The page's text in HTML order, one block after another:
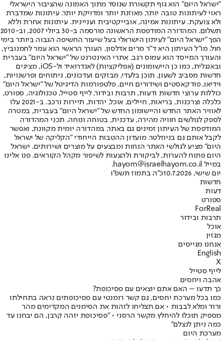
"ישראל היום" הוא גוף תקשורת שנוסד מתוך האמונה שהציבור הישראלי
ראוי לעיתונות טובה יותר, מאוזנת יותר ומדויקת יותר. עיתונות שמדברת
ולא צועקת. עיתונות אמינה, אובייקטיבית ועניינית. עיתונות אחרת וללא
תשלום. המהדורה המודפסת הראשונה פורסמה ב-30 ביולי 2007, וב-2010
הפך "ישראל היום" לעיתון הישראלי בעל שיעור החשיפה הגבוה ביותר בימי
חול. מו"ל העיתון היא ד"ר מרים אדלסון. העורך הראשי הוא עמר לחמנוביץ,
והעורך המייסד הוא עמוס רגב. אתרי האינטרנט של "ישראל היום" בעברית
ובאנגלית, כמו כן היישומונים (אפליקציות) לאנדרואיד ול-iOS, מציגים
חדשות מסביב לשעון, תוכן בלעדי, מבזקים ועדכונים, ניתוחים ופרשנויות,
וידיאו, פודקאסטים ושידורים חיים. פלטפורמות הדיגיטל של "ישראל היום"
כוללות ערוצי חדשות ודעות, תרבות ובידור, לייף סטייל, טכנולוגיה, ספורט,
כלכלה וצרכנות, בריאות, חיילים, אוכל, יהדות, תיירות ורכב. ב-2021 עלו
לאוויר האתר החדש והיישומון החדש של "ישראל היום" בעברית, במטרה
לספק לגולשים חוויה מהירה, עדכנית, בטוחה ונוחה. תכני המהדורה
המודפסת של העיתון זמינים גם באתר, במהדורה יומית מקוונת, ואפשר
לקבל אותם גם בניוזלטר. מועדון ההטבות הייחודי "הקליקה של ישראל
היום" מציע לגולשי האתר הנחות ומבצעים על מוצרים ושירותים. ישראל
היום פתוח להערות, לביקורת ולהצעות לשיפור מקהל הקוראים. פנו אלינו
במייל hayom@israelhayom.co.il.
יום שישי, 10.7.2026
כ"ה בתמוז תשפ"ו
חדשות
דעות
ספורט
ForReal
תרבות ובידור
אוכל
מגזין
אנחנו מגייסים
English
X
לייף סטייל
אהבה ויחסים
כך תדעו – האם אתם יוצאים עם פסיכופת?
כמו בכל מערכת יחסים, גם קשר רומנטי עם פסיכופתים נראה בתחילתו
ורוד ומלא לבבות • אם תצליחו לזהות את הסימנים המקדימים מהר
מספיק תוכלו להיחלץ מקשר הרסני • "פסיכופת יזהה קרבן, הם יבחנו עד
כמה ניתן לנצלם"
מערכת היום